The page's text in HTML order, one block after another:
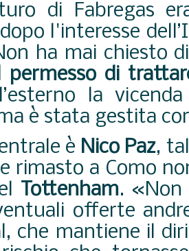
di Fabregas
l'interesse
ha mai chiesto
permesso di
la
è stata gestita
è Nico Paz,
rimasto a Como
Tottenham. «Non
offerte
che mantiene il